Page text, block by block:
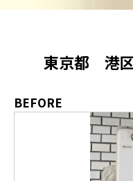
東京都 港
BEFORE